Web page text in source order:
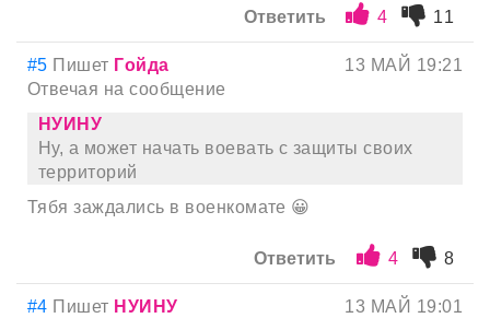
Ответить 4 11
#5 Пишет Гoйда
13 МАЙ 19:21
Отвечая на сообщение
НУИНУ
Ну, а может начать воевать с защиты своих
территорий
Тябя заждались в военкомате 😀
Ответить 4 8
#4 Пишет НУИНУ
13 МАЙ 19:01